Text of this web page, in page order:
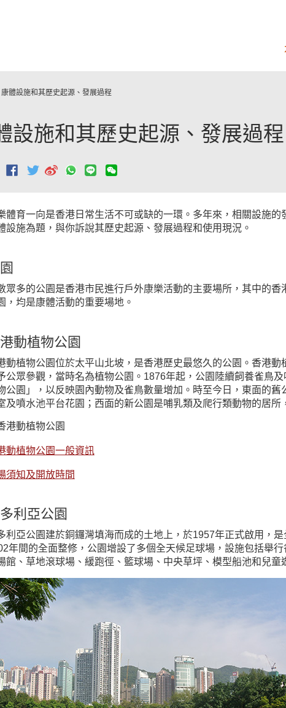
康體設施和其歷史起源、發展過程
設施和其歷史起源、發展過程
體育一向是香港日常生活不可或缺的一環。多年來，相關設施
設施為題，與你訴說其歷史起源、發展過程和使用現況。
眾多的公園是香港市民進行戶外康樂活動的主要場所，其中的
，均是康體活動的重要場地。
動植物公園
動植物公園位於太平山北坡，是香港歷史最悠久的公園。香港
公眾參觀，當時名為植物公園。1876年起，公園陸續飼養雀鳥
公園」，以反映園內動物及雀鳥數量增加。時至今日，東面的舊
及噴水池平台花園；西面的新公園是哺乳類及爬行類動物的居所
動植物公園一般資訊
須知及開放時間
利亞公園
利亞公園建於銅鑼灣填海而成的土地上，於1957年正式啟用，
年間的全面整修，公園增設了多個全天候足球場，設施包括舉
館、草地滾球場、緩跑徑、籃球場、中央草坪、模型船池和兒童